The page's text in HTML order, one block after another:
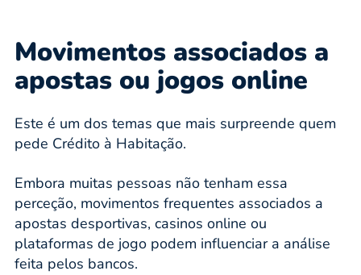
Movimentos associados a
apostas ou jogos online
Este é um dos temas que mais surpreende quem
pede Crédito à Habitação.
Embora muitas pessoas não tenham essa
perceção, movimentos frequentes associados a
apostas desportivas, casinos online ou
plataformas de jogo podem influenciar a análise
feita pelos bancos.